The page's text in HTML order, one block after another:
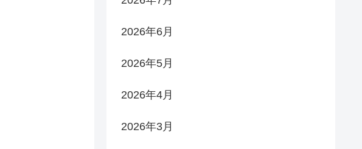
2026年6月
2026年5月
2026年4月
2026年3月